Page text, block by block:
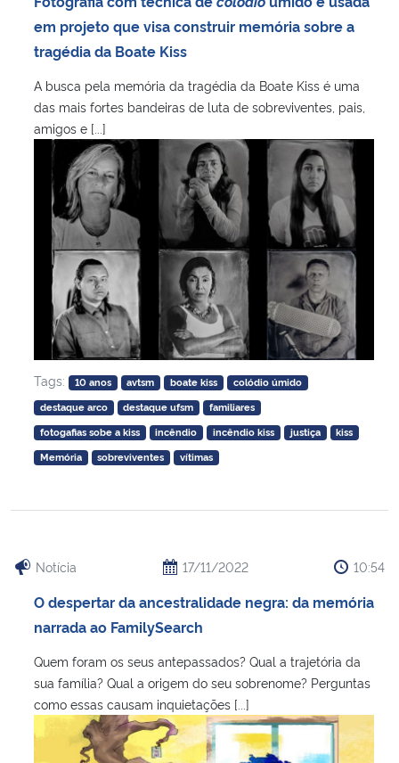
Ministério da Cidadania
Ministério da Saúde
Ministério de Minas e Energia
Ministério da Ciência, Tecnologia, Inovações e Comunicações
Ministério do Meio Ambiente
Ministério do Turismo
Ministério do Desenvolvimento Regional
Controladoria-Geral da União
Ministério da Mulher, da Família e dos Direitos Humanos
Secretaria-Geral
Banco Central do Brasil
em projeto que visa construir memória sobre a
tragédia da Boate Kiss
A busca pela memória da tragédia da Boate Kiss é uma
das mais fortes bandeiras de luta de sobreviventes, pais,
amigos e [...]
Tags: 10 anos avtsm boate kiss
colódio úmido
destaque arco
destaque ufsm
familiares
fotogafias sobe a kiss
incêndio incêndio kiss justiça
kiss
Memória
sobreviventes vítimas
Notícia 17/11/2022 10:54
O despertar da ancestralidade negra: da memória
narrada ao FamilySearch
Quem foram os seus antepassados? Qual a trajetória da
sua família? Qual a origem do seu sobrenome? Perguntas
como essas causam inquietações [...]